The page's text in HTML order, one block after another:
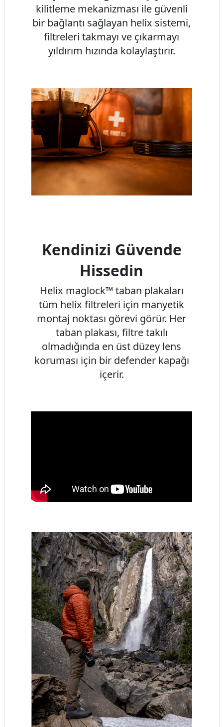
kilitleme mekanizması ile güvenli
bir bağlantı sağlayan helix sistemi,
filtreleri takmayı ve çıkarmayı
yıldırım hızında kolaylaştırır.
Kendinizi Güvende
Hissedin
Helix maglock™ taban plakaları
tüm helix filtreleri için manyetik
montaj noktası görevi görür. Her
taban plakası, filtre takılı
olmadığında en üst düzey lens
koruması için bir defender kapağı
içerir.